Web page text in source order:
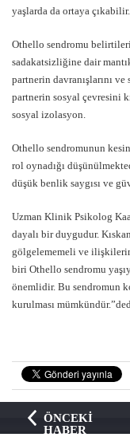
yaşlarda da ortaya çıkabilir.
Othello sendromu
sadakatsizliğine dair
partnerin davranışlarını
partnerin sosyal çevresini
sosyal izolasyon.
Othello sendromunun
rol oynadığı
düşük benlik saygısı ve
Uzman Klinik Psikolog
dayalı bir duygudur.
gölgelememeli ve
biri Othello sendromu
önemlidir. Bu sendromun
kurulması
ÖNCEKİ
HABER